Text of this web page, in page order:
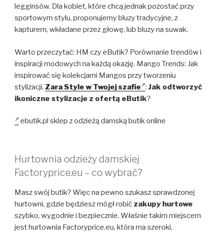
legginsów. Dla kobiet, które chcą jednak pozostać przy
sportowym stylu, proponujemy bluzy tradycyjne, z
kapturem, wkładane przez głowę, lub bluzy na suwak.
Warto przeczytać: HM czy eButik? Porównanie trendów i
inspiracji modowych na każdą okazję. Mango Trends: Jak
inspirować się kolekcjami Mangos przy tworzeniu
stylizacji. Zara Style w Twojej szafie : Jak odtworzyć
ikoniczne stylizacje z ofertą eButik?
ebutik.pl sklep z odzieżą damską butik online
Hurtownia odzieży damskiej
Factoryprice.eu – co wybrać?
Masz swój butik? Więc na pewno szukasz sprawdzonej
hurtowni, gdzie będziesz mógł robić zakupy hurtowe
szybko, wygodnie i bezpiecznie. Właśnie takim miejscem
jest hurtownia Factoryprice.eu, która ma szeroki,